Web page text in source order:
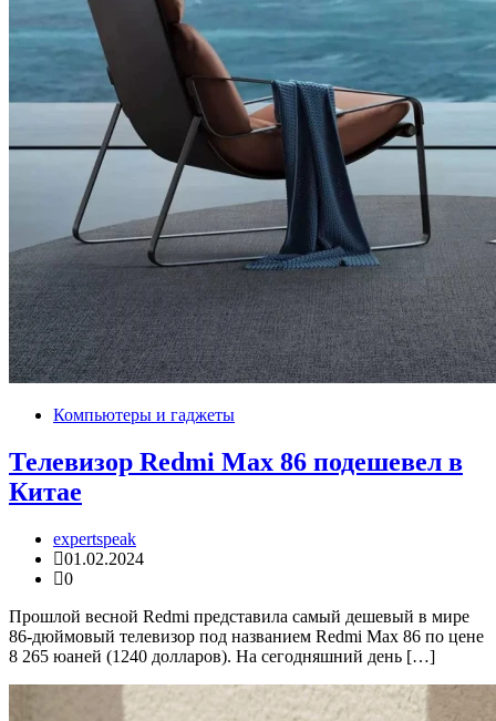
Компьютеры и гаджеты
Телевизор Redmi Max 86 подешевел в
Китае
expertspeak
01.02.2024
0
Прошлой весной Redmi представила самый дешевый в мире
86-дюймовый телевизор под названием Redmi Max 86 по цене
8 265 юаней (1240 долларов). На сегодняшний день […]